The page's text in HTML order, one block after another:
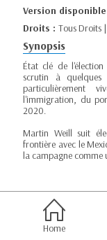
Version
Droits : Tous Droits
Synopsis
État clé de
scrutin à
particulièrement
l'immigration, du
2020.
Martin Weill suit
frontière avec le
la campagne comme
Home